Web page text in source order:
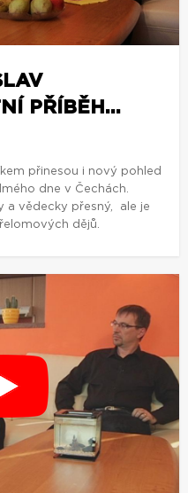
PŘÍBĚH...
přinesou i nový pohled
dne v Čechách.
a vědecky přesný, ale je
dějů.